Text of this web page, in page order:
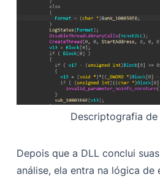
Descriptografia
Depois que a DLL conclui
análise, ela entra na lógica de